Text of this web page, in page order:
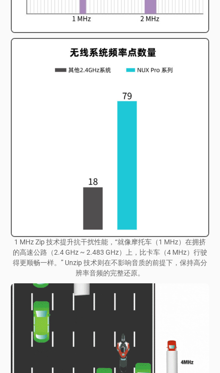
1 MHz Zip 技术提升抗干扰性能，“就像摩托车（1 MHz）在拥挤
的高速公路（2.4 GHz ~ 2.483 GHz）上，比卡车（4 MHz）行驶
得更顺畅一样。” Unzip 技术则在不影响音质的前提下，保持高分
辨率音频的完整还原。